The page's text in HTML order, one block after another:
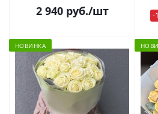
2 940руб./шт
-
НОВИНКА